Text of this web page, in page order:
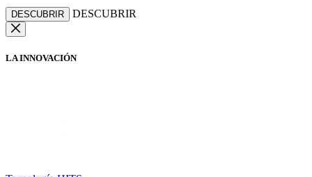
DESCUBRIR DESCUBRIR
LA INNOVACIÓN